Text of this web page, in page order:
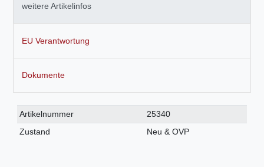
weitere Artikelinfos
EU Verantwortung
Dokumente
Technisches
Merkmal
Wert
Artikelnummer
25340
Zustand
Neu & OVP